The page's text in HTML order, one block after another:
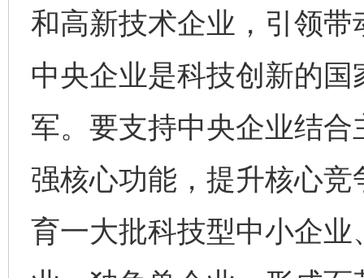
和高新技术企业，引领
中央企业是科技创新的
军。要支持中央企业结
强核心功能，提升核心
育一大批科技型中小企